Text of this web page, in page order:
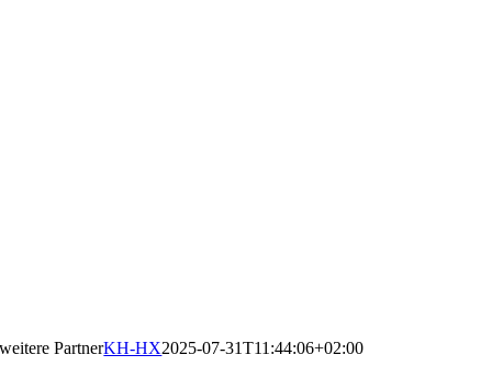
weitere PartnerKH-HX2025-07-31T11:44:06+02:00